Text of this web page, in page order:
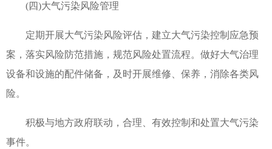
(四)大气污染风险管理
定期开展大气污染风险评估，建立大气污染控制应急预
案，落实风险防范措施，规范风险处置流程。做好大气治理
设备和设施的配件储备，及时开展维修、保养，消除各类风
险。
积极与地方政府联动，合理、有效控制和处置大气污染
事件。